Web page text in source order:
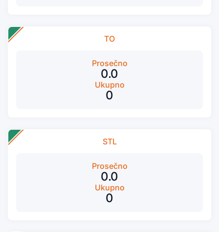
TO
Prosečno
0.0
Ukupno
0
STL
Prosečno
0.0
Ukupno
0